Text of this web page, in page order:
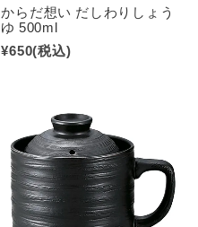
からだ想い だしわりしょう
ゆ 500ml
¥650(税込)